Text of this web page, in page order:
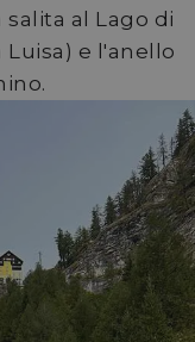
al Lago di
Luisa) e l'anello